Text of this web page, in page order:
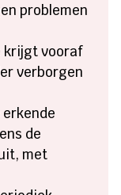
problemen
krijgt vooraf
verborgen
erkende
de
met